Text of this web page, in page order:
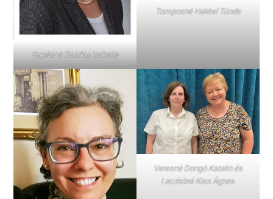
Kupásné Gazdag Izabella
Tomposné Hakkel Tünde
Veresné Dongó Katalin és
Laczkóné Kiss Ágnes